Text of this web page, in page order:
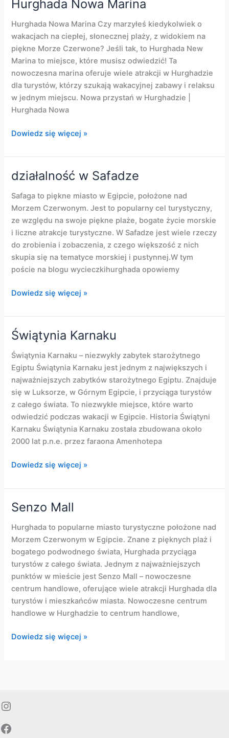
Hurghada Nowa Marina
Hurghada Nowa Marina Czy marzyłeś kiedykolwiek o
wakacjach na ciepłej, słonecznej plaży, z widokiem na
piękne Morze Czerwone? Jeśli tak, to Hurghada New
Marina to miejsce, które musisz odwiedzić! Ta
nowoczesna marina oferuje wiele atrakcji w Hurghadzie
dla turystów, którzy szukają wakacyjnej zabawy i relaksu
w jednym miejscu. Nowa przystań w Hurghadzie |
Hurghada Nowa
Hurghada
Marina
Dowiedz się więcej »
działalność w Safadze
Safaga to piękne miasto w Egipcie, położone nad
Morzem Czerwonym. Jest to popularny cel turystyczny,
ze względu na swoje piękne plaże, bogate życie morskie
i liczne atrakcje turystyczne. W Safadze jest wiele rzeczy
do zrobienia i zobaczenia, z czego większość z nich
skupia się na tematyce morskiej i pustynnej.W tym
poście na blogu wycieczkihurghada opowiemy
działalność
Safadze
Dowiedz się więcej »
Świątynia Karnaku
Świątynia Karnaku – niezwykły zabytek starożytnego
Egiptu Świątynia Karnaku jest jednym z największych i
najważniejszych zabytków starożytnego Egiptu. Znajduje
się w Luksorze, w Górnym Egipcie, i przyciąga turystów
z całego świata. To niezwykłe miejsce, które warto
odwiedzić podczas wakacji w Egipcie. Historia Świątyni
Karnaku Świątynia Karnaku została zbudowana około
2000 lat p.n.e. przez faraona Amenhotepa
Świątynia
Dowiedz się więcej »
Senzo Mall
Hurghada to popularne miasto turystyczne położone nad
Morzem Czerwonym w Egipcie. Znane z pięknych plaż i
bogatego podwodnego świata, Hurghada przyciąga
turystów z całego świata. Jednym z najważniejszych
punktów w mieście jest Senzo Mall – nowoczesne
centrum handlowe, oferujące wiele atrakcji Hurghada dla
turystów i mieszkańców miasta. Nowoczesne centrum
handlowe w Hurghadzie to centrum handlowe,
Senzo
Dowiedz się więcej »
Instagram
Facebook